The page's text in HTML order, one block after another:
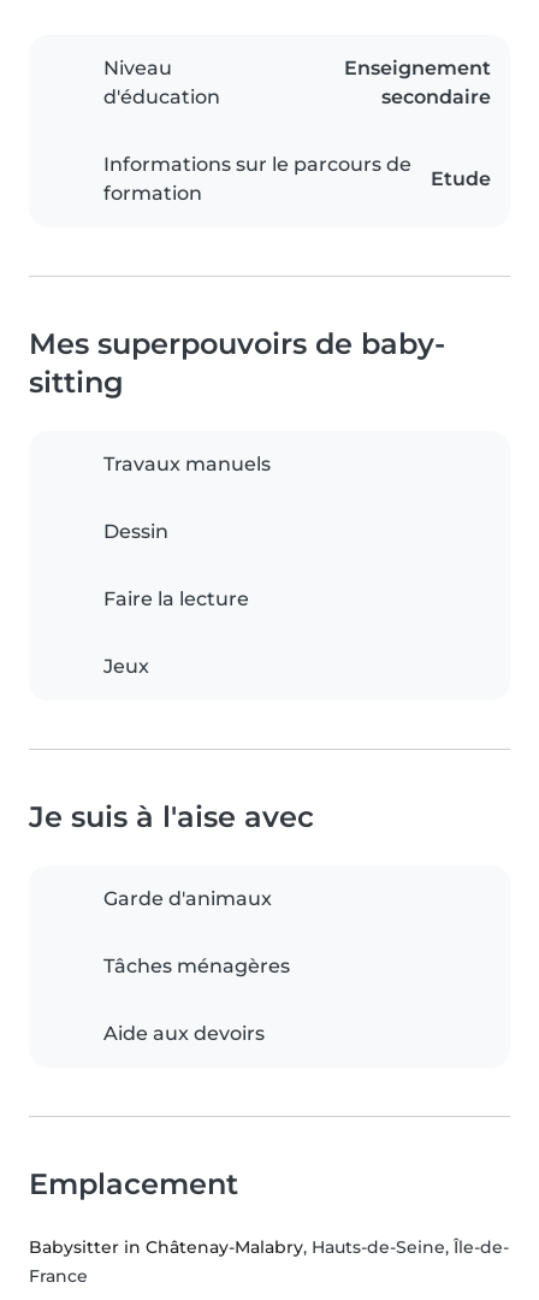
Niveau
d'éducation
Enseignement
secondaire
Informations sur le parcours de
formation
Etude
Mes superpouvoirs de baby-
sitting
Travaux manuels
Dessin
Faire la lecture
Jeux
Je suis à l'aise avec
Garde d'animaux
Tâches ménagères
Aide aux devoirs
Emplacement
Babysitter in Châtenay-Malabry, Hauts-de-Seine, Île-de-
France